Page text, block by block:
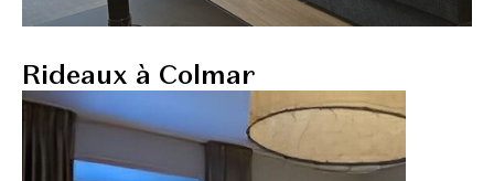
Rideaux à Colmar